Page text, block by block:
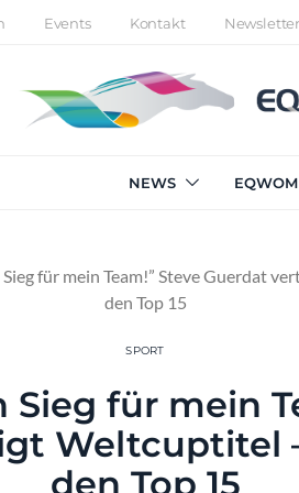
Events Kontakt
NEWS
Sieg für mein Team!” Steve Guerdat
den Top 15
SPORT
Sieg für mein
Weltcuptitel
den Top 15